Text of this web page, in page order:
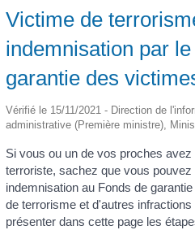
Victime de
indemnisation par
garantie des
Vérifié le 15/11/2021 - Direction de
administrative (Première ministre),
Si vous ou un de vos proches
terroriste, sachez que vous pouvez
indemnisation au Fonds de
de terrorisme et d'autres
présenter dans cette page les